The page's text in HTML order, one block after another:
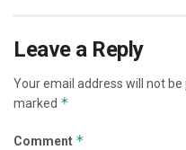
Leave a Reply
Your email address will not be
marked *
Comment *